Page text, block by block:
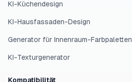
KI-Küchendesign
KI-Hausfassaden-Design
Generator für Innenraum-Farbpaletten
KI-Texturgenerator
Kompatibilität